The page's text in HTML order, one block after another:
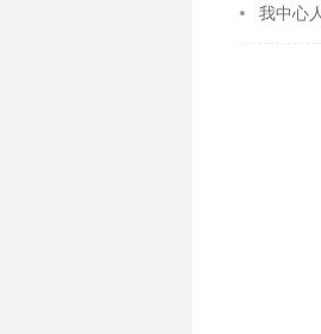
我中心